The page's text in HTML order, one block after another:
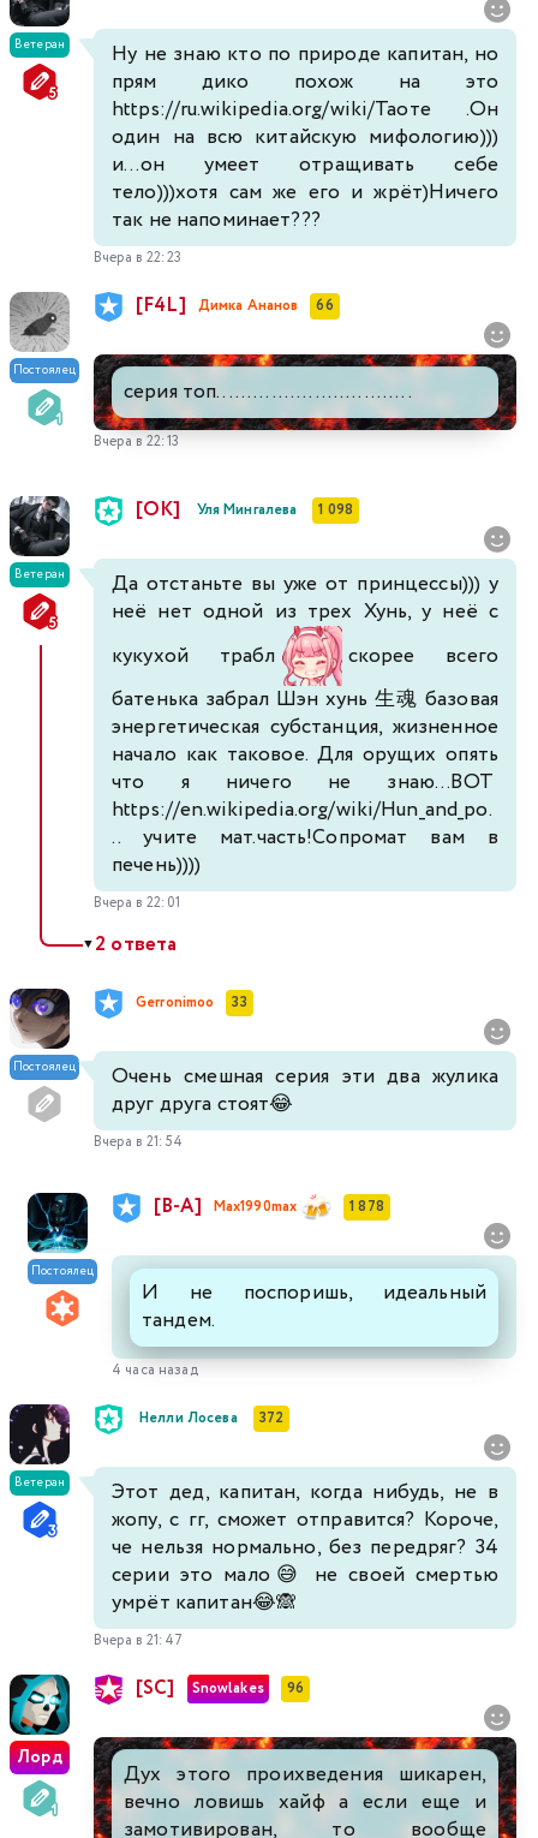
Ветеран
Ну не знаю кто по природе капитан, но
прям дико похож на это
https://ru.wikipedia.org/wiki/Таоте .Он
один на всю китайскую мифологию)))
и...он умеет отращивать себе
тело)))хотя сам же его и жрёт)Ничего
так не напоминает???
Вчера в 22:23
Постоялец
[F4L] Димка Ананов 66
серия топ................................
Вчера в 22:13
Ветеран
[ОК] Уля Мингалева 1 098
Да отстаньте вы уже от принцессы))) у
неё нет одной из трех Хунь, у неё с
кукухой трабл
скорее всего
батенька забрал Шэн хунь 生魂 базовая
энергетическая субстанция, жизненное
начало как таковое. Для орущих опять
что я ничего не знаю...ВОТ
https://en.wikipedia.org/wiki/Hun_and_po.
.. учите мат.часть!Сопромат вам в
печень))))
Вчера в 22:01
▼2 ответа
Постоялец
Gerronimoo 33
Очень смешная серия эти два жулика
друг друга стоят😂
Вчера в 21:54
Постоялец
[В-А] Max1990max 1 878
И не поспоришь, идеальный
тандем.
4 часа назад
Ветеран
Нелли Лосева 372
Этот дед, капитан, когда нибудь, не в
жопу, с гг, сможет отправится? Короче,
че нельзя нормально, без передряг? 34
серии это мало😅 не своей смертью
умрёт капитан😂🙈
Вчера в 21:47
Лорд
[SC] Snowlakes 96
Дух этого проихведения шикарен,
вечно ловишь хайф а если еще и
замотивирован, то вообще